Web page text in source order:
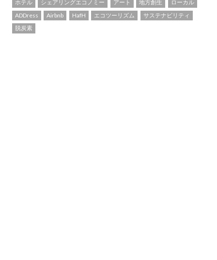
ホテル シェアリングエコノミー アート 地方創生
ローカル
ADDress
Airbnb HafH エコツーリズム
サステナビリティ
脱炭素